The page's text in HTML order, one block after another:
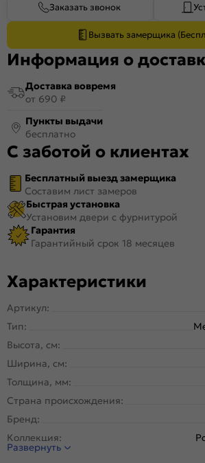
Заказать звонок
Вызвать замерщика
Информация о
Доставка вовремя
от 690 ₽
Пункты выдачи
бесплатно
С заботой о клиентах
Бесплатный выезд замерщика
Составим лист замеров
Быстрая установка
Установим двери с фурнитурой
Гарантия
Гарантийный срок 18 месяцев
Характеристики
Артикул:
Тип:
Высота, см:
Ширина, см:
Толщина, мм:
Страна происхождения:
Бренд:
Коллекция:
Стиль:
Развернуть